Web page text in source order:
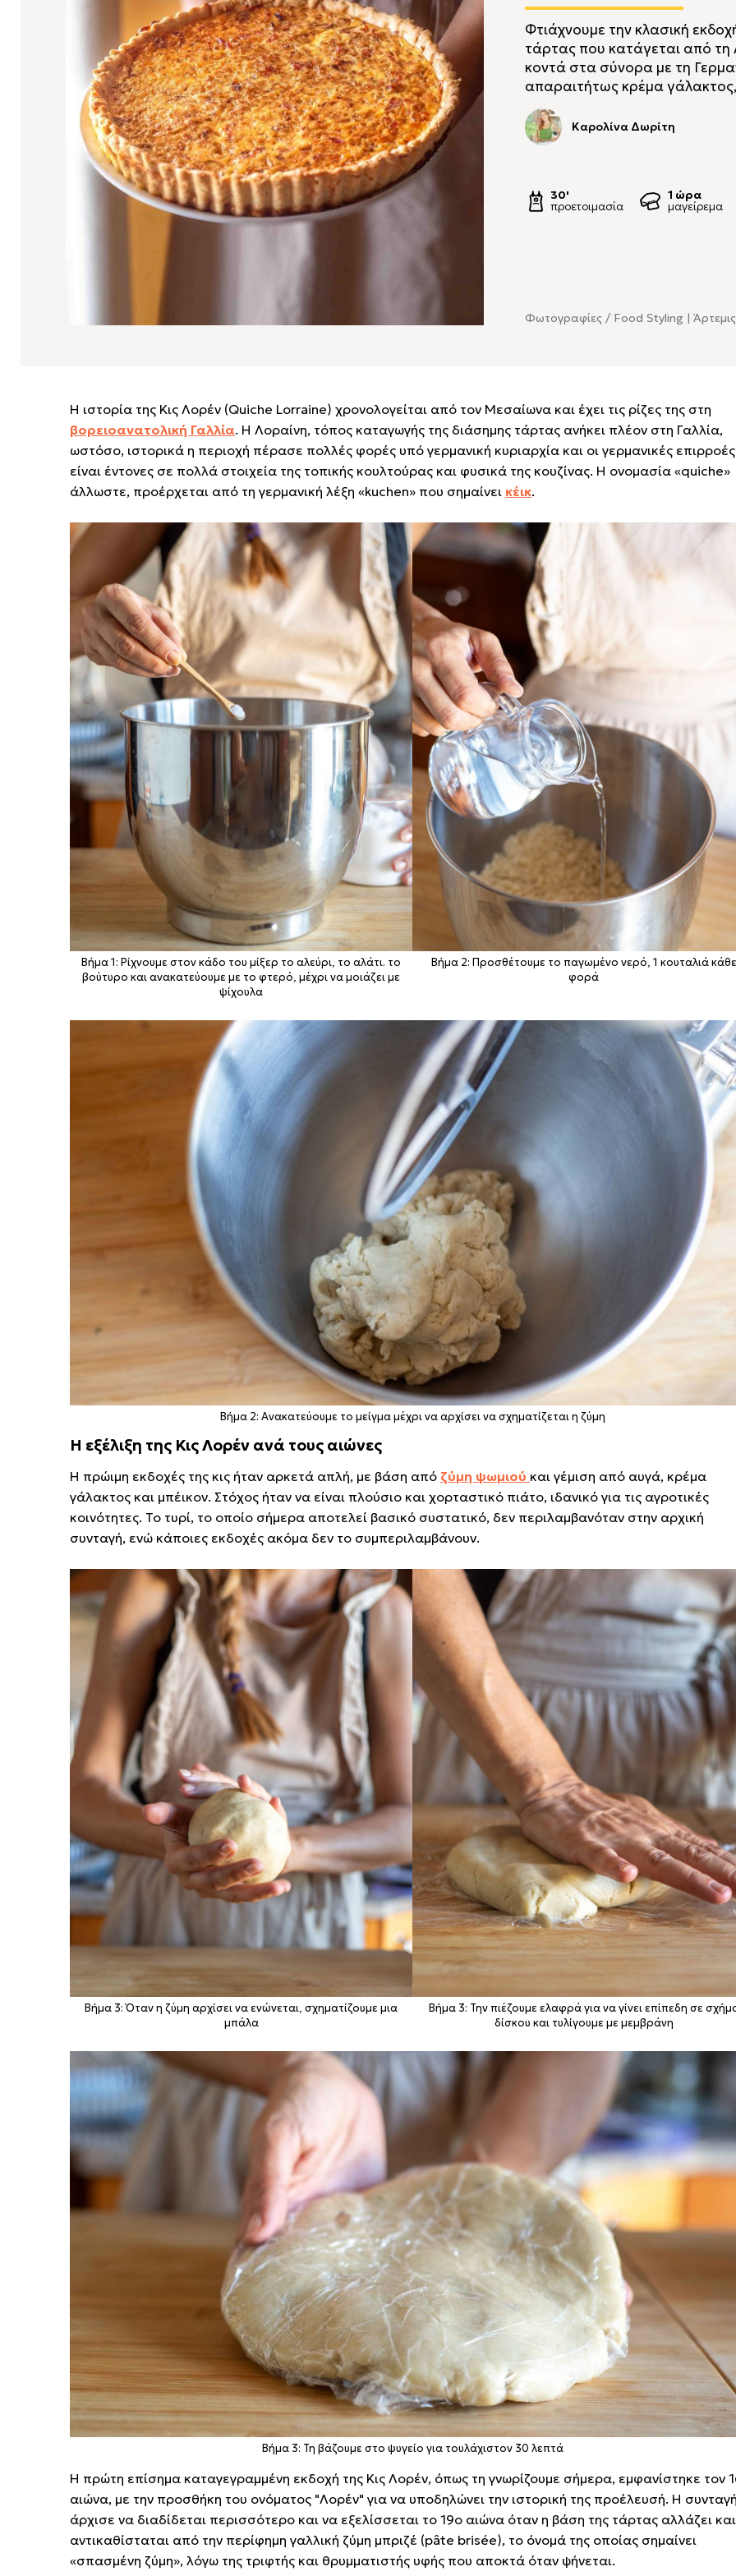
Φτιάχνουμε την κλασική
τάρτας που κατάγεται από τη
κοντά στα σύνορα με τη
απαραιτήτως κρέμα
Καρολίνα Δωρίτη
30'
προετοιμασία
1 ώρα
μαγείρεμα
Φωτογραφίες / Food Styling |
Η ιστορία της Κις Λορέν (Quiche Lorraine) χρονολογείται από τον Μεσαίωνα και έχει τις ρίζες της στη
βορειοανατολική Γαλλία. Η Λοραίνη, τόπος καταγωγής της διάσημης τάρτας ανήκει πλέον στη Γαλλία,
ωστόσο, ιστορικά η περιοχή πέρασε πολλές φορές υπό γερμανική κυριαρχία και οι γερμανικές επιρροές
είναι έντονες σε πολλά στοιχεία της τοπικής κουλτούρας και φυσικά της κουζίνας. Η ονομασία «quiche»
άλλωστε, προέρχεται από τη γερμανική λέξη «kuchen» που σημαίνει κέικ.
Βήμα 1: Ρίχνουμε στον κάδο του μίξερ το αλεύρι, το αλάτι. το
βούτυρο και ανακατεύουμε με το φτερό, μέχρι να μοιάζει με
ψίχουλα
Βήμα 2: Προσθέτουμε το παγωμένο νερό, 1 κουταλιά κάθε
φορά
Βήμα 2: Ανακατεύουμε το μείγμα μέχρι να αρχίσει να σχηματίζεται η ζύμη
Η εξέλιξη της Κις Λορέν ανά τους αιώνες
Η πρώιμη εκδοχές της κις ήταν αρκετά απλή, με βάση από ζύμη ψωμιού και γέμιση από αυγά, κρέμα
γάλακτος και μπέικον. Στόχος ήταν να είναι πλούσιο και χορταστικό πιάτο, ιδανικό για τις αγροτικές
κοινότητες. Το τυρί, το οποίο σήμερα αποτελεί βασικό συστατικό, δεν περιλαμβανόταν στην αρχική
συνταγή, ενώ κάποιες εκδοχές ακόμα δεν το συμπεριλαμβάνουν.
Βήμα 3: Όταν η ζύμη αρχίσει να ενώνεται, σχηματίζουμε μια
μπάλα
Βήμα 3: Την πιέζουμε ελαφρά για να γίνει επίπεδη σε
δίσκου και τυλίγουμε με μεμβράνη
Βήμα 3: Τη βάζουμε στο ψυγείο για τουλάχιστον 30 λεπτά
Η πρώτη επίσημα καταγεγραμμένη εκδοχή της Κις Λορέν, όπως τη γνωρίζουμε σήμερα, εμφανίστηκε τον
αιώνα, με την προσθήκη του ονόματος "Λορέν" για να υποδηλώνει την ιστορική της προέλευσή. Η
άρχισε να διαδίδεται περισσότερο και να εξελίσσεται το 19ο αιώνα όταν η βάση της τάρτας αλλάζει και
αντικαθίσταται από την περίφημη γαλλική ζύμη μπριζέ (pâte brisée), το όνομά της οποίας σημαίνει
«σπασμένη ζύμη», λόγω της τριφτής και θρυμματιστής υφής που αποκτά όταν ψήνεται.